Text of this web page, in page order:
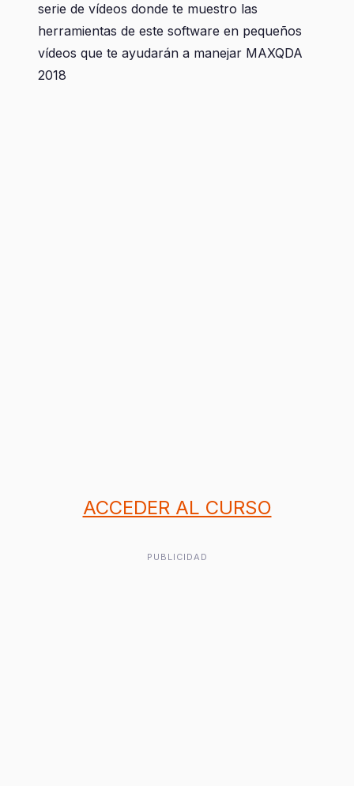
serie de vídeos donde te muestro las
herramientas de este software en pequeños
vídeos que te ayudarán a manejar MAXQDA
2018
ACCEDER AL CURSO
PUBLICIDAD